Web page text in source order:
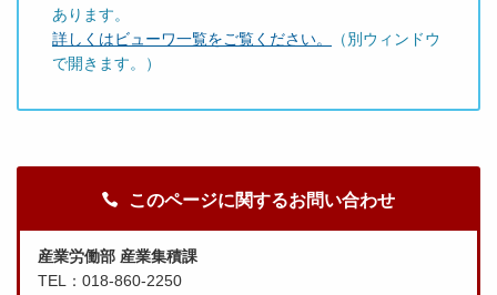
あります。
詳しくはビューワ一覧をご覧ください。
（別ウィンドウ
で開きます。）
このページに関するお問い合わせ
産業労働部 産業集積課
TEL：018-860-2250